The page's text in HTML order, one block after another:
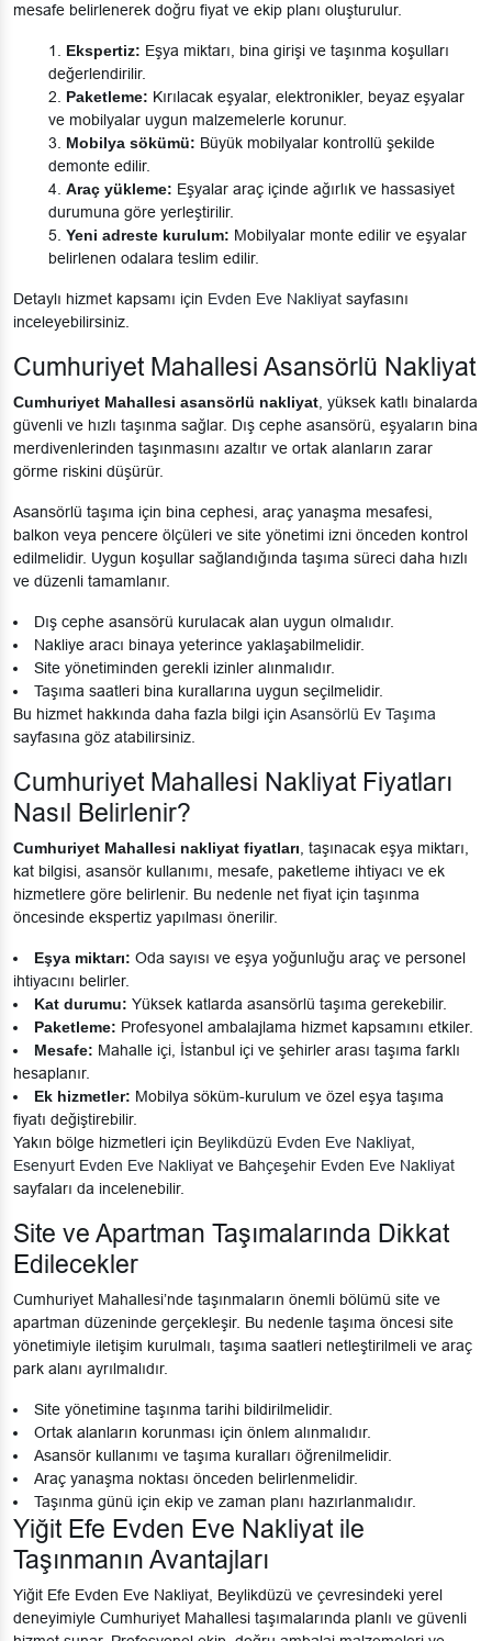
mesafe belirlenerek doğru fiyat ve ekip planı oluşturulur.
Ekspertiz: Eşya miktarı, bina girişi ve taşınma koşulları
değerlendirilir.
Paketleme: Kırılacak eşyalar, elektronikler, beyaz eşyalar
ve mobilyalar uygun malzemelerle korunur.
Mobilya sökümü: Büyük mobilyalar kontrollü şekilde
demonte edilir.
Araç yükleme: Eşyalar araç içinde ağırlık ve hassasiyet
durumuna göre yerleştirilir.
Yeni adreste kurulum: Mobilyalar monte edilir ve eşyalar
belirlenen odalara teslim edilir.
Detaylı hizmet kapsamı için Evden Eve Nakliyat sayfasını
inceleyebilirsiniz.
Cumhuriyet Mahallesi Asansörlü Nakliyat
Cumhuriyet Mahallesi asansörlü nakliyat, yüksek katlı binalarda
güvenli ve hızlı taşınma sağlar. Dış cephe asansörü, eşyaların bina
merdivenlerinden taşınmasını azaltır ve ortak alanların zarar
görme riskini düşürür.
Asansörlü taşıma için bina cephesi, araç yanaşma mesafesi,
balkon veya pencere ölçüleri ve site yönetimi izni önceden kontrol
edilmelidir. Uygun koşullar sağlandığında taşıma süreci daha hızlı
ve düzenli tamamlanır.
Dış cephe asansörü kurulacak alan uygun olmalıdır.
Nakliye aracı binaya yeterince yaklaşabilmelidir.
Site yönetiminden gerekli izinler alınmalıdır.
Taşıma saatleri bina kurallarına uygun seçilmelidir.
Bu hizmet hakkında daha fazla bilgi için Asansörlü Ev Taşıma
sayfasına göz atabilirsiniz.
Cumhuriyet Mahallesi Nakliyat Fiyatları
Nasıl Belirlenir?
Cumhuriyet Mahallesi nakliyat fiyatları, taşınacak eşya miktarı,
kat bilgisi, asansör kullanımı, mesafe, paketleme ihtiyacı ve ek
hizmetlere göre belirlenir. Bu nedenle net fiyat için taşınma
öncesinde ekspertiz yapılması önerilir.
Eşya miktarı: Oda sayısı ve eşya yoğunluğu araç ve personel
ihtiyacını belirler.
Kat durumu: Yüksek katlarda asansörlü taşıma gerekebilir.
Paketleme: Profesyonel ambalajlama hizmet kapsamını etkiler.
Mesafe: Mahalle içi, İstanbul içi ve şehirler arası taşıma farklı
hesaplanır.
Ek hizmetler: Mobilya söküm-kurulum ve özel eşya taşıma
fiyatı değiştirebilir.
Yakın bölge hizmetleri için Beylikdüzü Evden Eve Nakliyat,
Esenyurt Evden Eve Nakliyat ve Bahçeşehir Evden Eve Nakliyat
sayfaları da incelenebilir.
Site ve Apartman Taşımalarında Dikkat
Edilecekler
Cumhuriyet Mahallesi’nde taşınmaların önemli bölümü site ve
apartman düzeninde gerçekleşir. Bu nedenle taşıma öncesi site
yönetimiyle iletişim kurulmalı, taşıma saatleri netleştirilmeli ve araç
park alanı ayrılmalıdır.
Site yönetimine taşınma tarihi bildirilmelidir.
Ortak alanların korunması için önlem alınmalıdır.
Asansör kullanımı ve taşıma kuralları öğrenilmelidir.
Araç yanaşma noktası önceden belirlenmelidir.
Taşınma günü için ekip ve zaman planı hazırlanmalıdır.
Yiğit Efe Evden Eve Nakliyat ile
Taşınmanın Avantajları
Yiğit Efe Evden Eve Nakliyat, Beylikdüzü ve çevresindeki yerel
deneyimiyle Cumhuriyet Mahallesi taşımalarında planlı ve güvenli